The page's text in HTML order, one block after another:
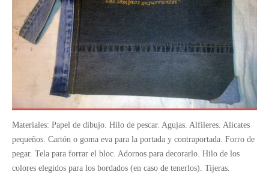
Materiales: Papel de dibujo. Hilo de pescar. Agujas. Alfileres. Alicates
pequeños. Cartón o goma eva para la portada y contraportada. Forro de
pegar. Tela para forrar el bloc. Adornos para decorarlo. Hilo de los
colores elegidos para los bordados (en caso de tenerlos). Tijeras.